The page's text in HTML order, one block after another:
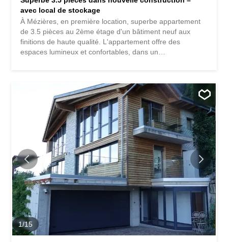
avec local de stockage
À Mézières, en première location, superbe appartement
de 3.5 pièces au 2ème étage d'un bâtiment neuf aux
finitions de haute qualité. L'appartement offre des
espaces lumineux et confortables, dans un
cooling garantit un climat intérieur agréables tout au long
de l'année. Visite vidéo : https://urls.fr/CuDIFQ
Caractéristiques principales Première location Bâtiment
neuf, finitions de haute qualité Deux chambres avec
chacune une salle d'eau privative, dont une salle de bain
parentale avec vue Système de free cooling offrant un
climat agréable toute l’année Vue dégagée sur la
campagne et les montagnes Environnement calme et
verdoyant, à proximité des commodités Zone de
rencontre avec tables à disposition pour 30 personnes
Dépôt en lien avec l’appartement, 19m2 /31 m3 (CHF
195.00/mois), il y a cependant possibilité de louer une
plus...
1/15